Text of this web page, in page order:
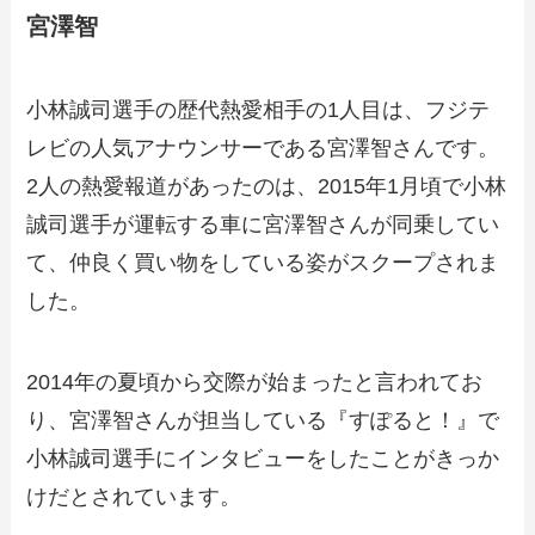
宮澤智
小林誠司選手の歴代熱愛相手の1人目は、フジテ
レビの人気アナウンサーである宮澤智さんです。
2人の熱愛報道があったのは、2015年1月頃で小林
誠司選手が運転する車に宮澤智さんが同乗してい
て、仲良く買い物をしている姿がスクープされま
した。
2014年の夏頃から交際が始まったと言われてお
り、宮澤智さんが担当している『すぽると！』で
小林誠司選手にインタビューをしたことがきっか
けだとされています。